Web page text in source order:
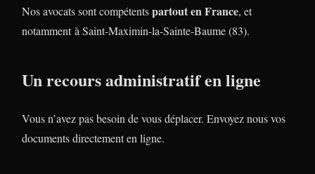
Nos avocats sont compétentspartout en France, et
notamment à Saint-Maximin-la-Sainte-Baume (83).
Un recours administratif en ligne
Vous n’avez pas besoin de vous déplacer. Envoyez nous vos
documents directement en ligne.